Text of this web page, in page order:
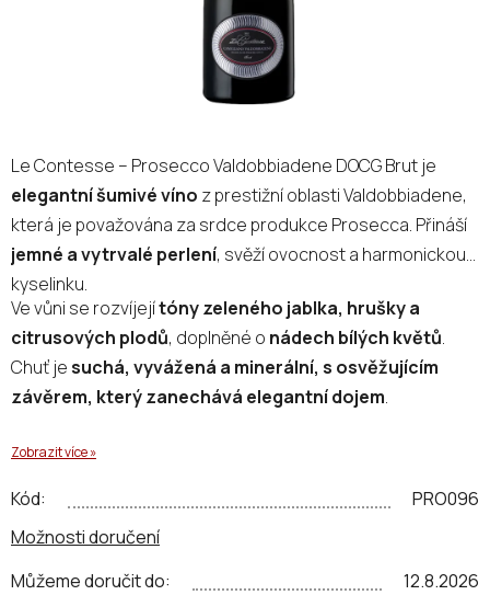
Le Contesse – Prosecco Valdobbiadene DOCG Brut je
elegantní šumivé víno z prestižní oblasti Valdobbiadene,
která je považována za srdce produkce Prosecca. Přináší
jemné a vytrvalé perlení, svěží ovocnost a harmonickou
kyselinku.
Ve vůni se rozvíjejítóny zeleného jablka, hrušky a
citrusových plodů, doplněné o nádech bílých květů.
Chuť jesuchá, vyvážená a minerální, s osvěžujícím
závěrem, který zanechává elegantní dojem.
Zobrazit více »
Můžeme doručit do: 12.8.2026
Možnosti doručení
Kód: PRO096